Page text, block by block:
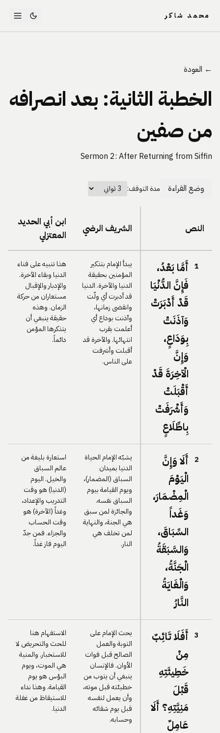
محمد شاكر
← العودة
الخطبة الثانية: بعد انصرافه
من صفين
Sermon 2: After Returning from Siffin
وضع القراءة مدة التوقف:
النص الشريف الرضي
ابن أبي الحديد
المعتزلي
1
أَمَّا بَعْدُ،
فَإِنَّ الدُّنْيَا
قَدْ أَدْبَرَتْ
وَآذَنَتْ
بِوَدَاعٍ،
وَإِنَّ
الْآخِرَةَ قَدْ
أَقْبَلَتْ
وَأَشْرَفَتْ
بِاطِّلَاعٍ
يبدأ الإمام بتذكير
المؤمنين بحقيقة
الدنيا والآخرة. الدنيا
قد أدبرت أي ولّت
وانقضى زمانها،
وآذنت بوداع أي
أعلمت بقرب
انتهائها. والآخرة قد
أقبلت وأشرفت
على الناس.
هذا تنبيه على فناء
الدنيا وبقاء الآخرة.
والإدبار والإقبال
مستعاران من حركة
الزمان. وهذه
حقيقة ينبغي أن
يتذكرها المؤمن
دائماً.
2
أَلَا وَإِنَّ
الْيَوْمَ
الْمِضْمَارَ،
وَغَداً
السِّبَاقَ،
وَالسَّبَقَةُ
الْجَنَّةُ،
وَالْغَايَةُ
النَّارُ
يشبّه الإمام الحياة
الدنيا بميدان
السباق (المضمار)،
ويوم القيامة بيوم
السباق نفسه.
والجائزة لمن سبق
هي الجنة، والنهاية
لمن تخلف هي
النار.
استعارة بليغة من
عالم السباق
والخيل. اليوم
(الدنيا) هو وقت
التدريب والإعداد،
وغداً (الآخرة) هو
وقت الحساب
والجزاء. فمن جدّ
اليوم فاز غداً.
3
أَفَلَا تَائِبٌ
مِنْ
خَطِيئَتِهِ
قَبْلَ
مَنِيَّتِهِ؟ أَلَا
عَامِلٌ
يحث الإمام على
التوبة والعمل
الصالح قبل فوات
الأوان. فالإنسان
ينبغي أن يتوب من
خطيئته قبل موته،
وأن يعمل لنفسه
قبل يوم شقائه
وحسابه.
الاستفهام هنا
للحث والتحريض لا
للاستخبار. والمنية
هي الموت، ويوم
البؤس هو يوم
القيامة. وهذا نداء
للاستيقاظ من غفلة
الدنيا.